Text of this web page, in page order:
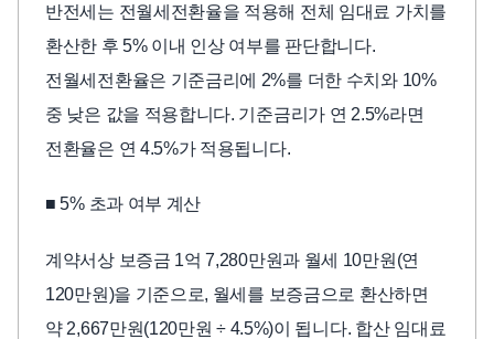
반전세는 전월세전환율을 적용해 전체 임대료 가치를
환산한 후 5% 이내 인상 여부를 판단합니다.
전월세전환율은 기준금리에 2%를 더한 수치와 10%
중 낮은 값을 적용합니다. 기준금리가 연 2.5%라면
전환율은 연 4.5%가 적용됩니다.
■ 5% 초과 여부 계산
계약서상 보증금 1억 7,280만원과 월세 10만원(연
120만원)을 기준으로, 월세를 보증금으로 환산하면
약 2,667만원(120만원 ÷ 4.5%)이 됩니다. 합산 임대료